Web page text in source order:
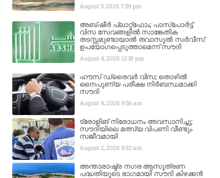
August 5, 2026 7:59 pm
അബ്ഷീർ പ്ലാറ്റ്‌ഫോം; പാസ്‌പോർട്ട്
വിസ സേവങ്ങളിൽ സാങ്കേതിക
തടസ്സമുണ്ടായാൽ തവാസുൽ സർവീസ്
ഉപയോഗപ്പെടുത്താമെന്ന് സൗദി
August 4, 2026 12:18 pm
ഹൗസ് ഡ്രൈവർ വിസ; തൊഴിൽ
നൈപുണ്യ പരീക്ഷ നിർബന്ധമാക്കി
സൗദി
August 4, 2026 9:56 am
ട്രോളിങ് നിരോധനം അവസാനിച്ചു;
സൗദിയിലെ മത്സ്യ വിപണി വീണ്ടും
സജീവമായി
August 2, 2026 8:52 am
അന്താരാഷ്ട്ര നഗര ആസൂത്രണ
പദ്ധതിയുടെ ഭാഗമായി സൗദി കിഴക്കൻ